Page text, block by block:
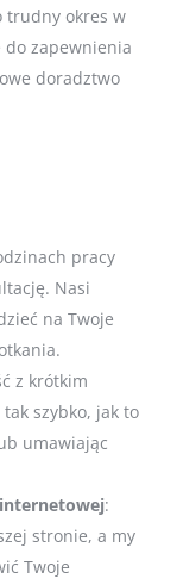
trudny okres w
do zapewnienia
doradztwo
pracy
Nasi
na Twoje
z krótkim
szybko, jak to
umawiając
:
stronie, a my
Twoje